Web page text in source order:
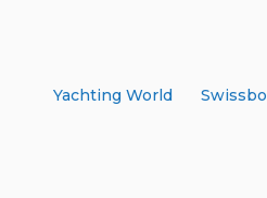
Yachting World